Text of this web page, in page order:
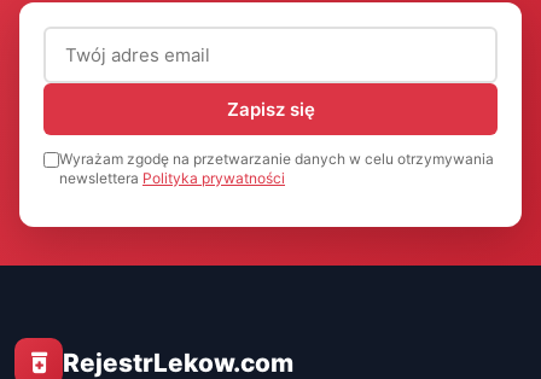
Adres email (wymagany)
Zapisz się
Wyrażam zgodę na przetwarzanie danych w celu otrzymywania
newslettera Polityka prywatności
RejestrLekow.com